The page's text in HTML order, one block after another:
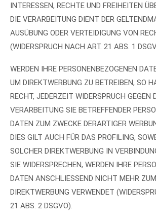
INTERESSEN, RECHTE UND FREIHEITEN
DIE VERARBEITUNG DIENT DER
AUSÜBUNG ODER VERTEIDIGUNG VON
(WIDERSPRUCH NACH ART. 21 ABS. 1
WERDEN IHRE PERSONENBEZOGENEN
UM DIREKTWERBUNG ZU BETREIBEN, SO
RECHT, JEDERZEIT WIDERSPRUCH GEGEN
VERARBEITUNG SIE BETREFFENDER
DATEN ZUM ZWECKE DERARTIGER
DIES GILT AUCH FÜR DAS PROFILING,
SOLCHER DIREKTWERBUNG IN
SIE WIDERSPRECHEN, WERDEN IHRE
DATEN ANSCHLIESSEND NICHT MEHR
DIREKTWERBUNG VERWENDET
21 ABS. 2 DSGVO).